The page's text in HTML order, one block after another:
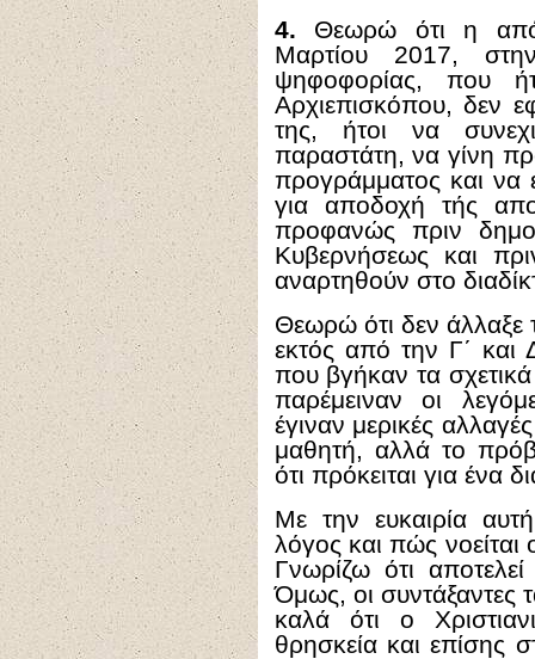
4. Θεωρώ ότι η
Μαρτίου 2017,
ψηφοφορίας, που
Αρχιεπισκόπου, δεν
της, ήτοι να
παραστάτη, να γίνη
προγράμματος και να
για αποδοχή τής
προφανώς πριν
Κυβερνήσεως και
αναρτηθούν στο
Θεωρώ ότι δεν άλλαξε
εκτός από την Γ΄ και
που βγήκαν τα σχετικά
παρέμειναν οι
έγιναν μερικές
μαθητή, αλλά το
ότι πρόκειται για ένα
Με την ευκαιρία
λόγος και πώς
Γνωρίζω ότι
Όμως, οι συντάξαντες
καλά ότι ο
θρησκεία και επίσης